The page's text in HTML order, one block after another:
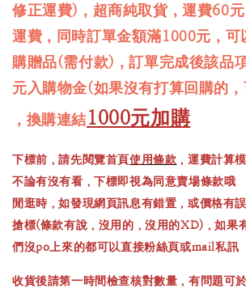
修正運費)，超商純取貨，運費60
運費，同時訂單金額滿1000元，可
購贈品(需付款)，訂單完成後該品
元入購物金(如果沒有打算回購的
，換購連結1000元加購
下標前，請先閱覽首頁使用條款 ，運費計算
不論有沒有看，下標即視為同意賣場條款哦
閒逛時，如發現網頁訊息有錯置，或價格有
搶標(條款有說，沒用的，沒用的XD)，如果
們沒po上來的都可以直接粉絲頁或mail私訊
收貨後請第一時間檢查核對數量，有問題可